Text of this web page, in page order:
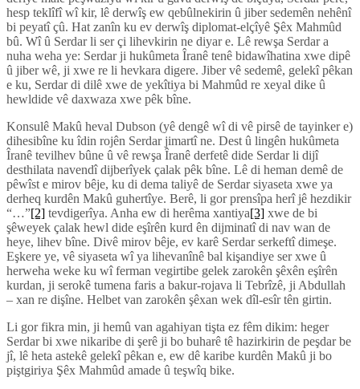
hesp teklîfî wî kir, lê derwîş ew qebûlnekirin û jiber sedemên nehênî
bi peyatî çû. Hat zanîn ku ev derwîş diplomat-elçîyê Şêx Mahmûd
bû. Wî û Serdar li ser çi lihevkirin ne diyar e. Lê rewşa Serdar a
nuha weha ye: Serdar ji hukûmeta Îranê tenê bidawîhatina xwe dipê
û jiber wê, ji xwe re li hevkara digere. Jiber vê sedemê, gelekî pêkan
e ku, Serdar di dilê xwe de yekîtiya bi Mahmûd re xeyal dike û
hewldide vê daxwaza xwe pêk bîne.
Konsulê Makû heval Dubson (yê dengê wî di vê pirsê de tayinker e)
dihesibîne ku îdin rojên Serdar jimartî ne. Dest û lingên hukûmeta
Îranê tevilhev bûne û vê rewşa Îranê derfetê dide Serdar li dijî
desthilata navendî dijberîyek çalak pêk bîne. Lê di heman demê de
pêwîst e mirov bêje, ku di dema taliyê de Serdar siyaseta xwe ya
derheq kurdên Makû guhertîye. Berê, li gor prensîpa herî jê hezdikir
“…”[2] tevdigerîya. Anha ew di herêma xantiya[3] xwe de bi
şêweyek çalak hewl dide eşîrên kurd ên dijminatî di nav wan de
heye, lihev bîne. Divê mirov bêje, ev karê Serdar serkeftî dimeşe.
Eşkere ye, vê siyaseta wî ya lihevanînê bal kişandiye ser xwe û
herweha weke ku wî ferman vegirtibe gelek zarokên şêxên eşîrên
kurdan, ji serokê tumena faris a bakur-rojava li Tebrîzê, ji Abdullah
– xan re dişîne. Helbet van zarokên şêxan wek dîl-esîr tên girtin.
Li gor fikra min, ji hemû van agahiyan tişta ez fêm dikim: heger
Serdar bi xwe nikaribe di şerê ji bo buharê tê hazirkirin de peşdar be
jî, lê heta astekê gelekî pêkan e, ew dê karibe kurdên Makû ji bo
piştgiriya Şêx Mahmûd amade û teşwîq bike.